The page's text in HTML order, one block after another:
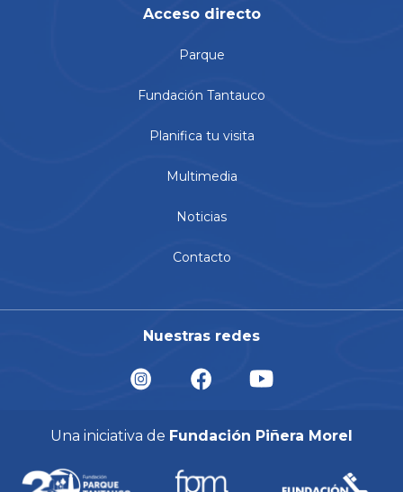
Acceso directo
Parque
Fundación Tantauco
Planifica tu visita
Multimedia
Noticias
Contacto
Nuestras redes
Una iniciativa de Fundación Piñera Morel